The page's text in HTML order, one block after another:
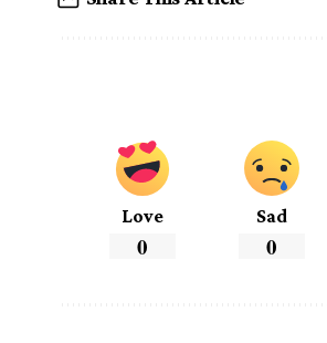
Love
0
Sad
0